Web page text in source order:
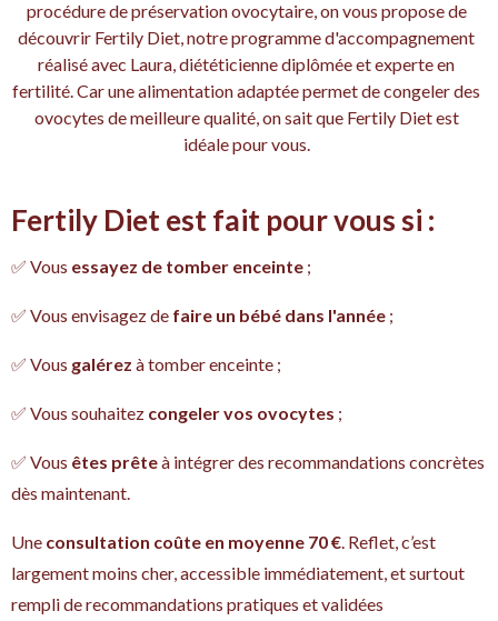
procédure de préservation ovocytaire, on vous propose de
découvrir Fertily Diet, notre programme d'accompagnement
réalisé avec Laura, diététicienne diplômée et experte en
fertilité. Car une alimentation adaptée permet de congeler des
ovocytes de meilleure qualité, on sait que Fertily Diet est
idéale pour vous.
Fertily Diet est fait pour vous si :
✅ Vous essayez de tomber enceinte ;
✅ Vous envisagez de faire un bébé dans l'année ;
✅ Vous galérez à tomber enceinte ;
✅ Vous souhaitez congeler vos ovocytes ;
✅ Vous êtes prêteà intégrer des recommandations concrètes
dès maintenant.
Une consultation coûte en moyenne 70 €. Reflet, c’est
largement moins cher, accessible immédiatement, et surtout
rempli de recommandations pratiques et validées